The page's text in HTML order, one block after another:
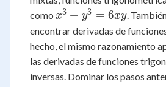
como x^3
+
y^3
=
6xy
x3 + y3 = 6xy.
encontrar derivadas de
hecho, el mismo razonamiento
las derivadas de funciones
inversas. Dominar los pasos